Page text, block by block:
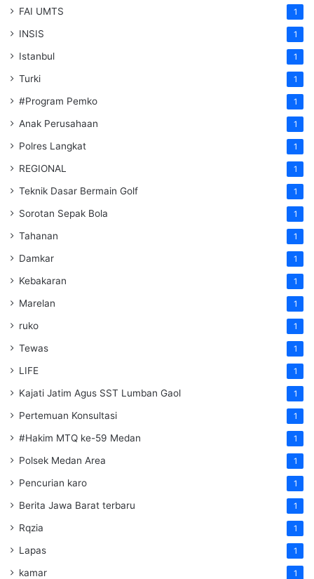
FAI UMTS 1
INSIS 1
Istanbul 1
Turki 1
#Program Pemko 1
Anak Perusahaan 1
Polres Langkat 1
REGIONAL 1
Teknik Dasar Bermain Golf 1
Sorotan Sepak Bola 1
Tahanan 1
Damkar 1
Kebakaran 1
Marelan 1
ruko 1
Tewas 1
LIFE 1
Kajati Jatim Agus SST Lumban Gaol 1
Pertemuan Konsultasi 1
#Hakim MTQ ke-59 Medan 1
Polsek Medan Area 1
Pencurian karo 1
Berita Jawa Barat terbaru 1
Rqzia 1
Lapas 1
kamar 1